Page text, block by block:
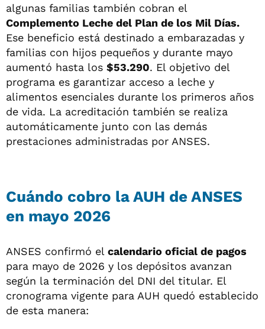
algunas familias también cobran el
Complemento Leche del Plan de los Mil Días.
Ese beneficio está destinado a embarazadas y
familias con hijos pequeños y durante mayo
aumentó hasta los $53.290. El objetivo del
programa es garantizar acceso a leche y
alimentos esenciales durante los primeros años
de vida. La acreditación también se realiza
automáticamente junto con las demás
prestaciones administradas por ANSES.
Cuándo cobro la AUH de ANSES
en mayo 2026
ANSES confirmó el calendario oficial de pagos
para mayo de 2026 y los depósitos avanzan
según la terminación del DNI del titular. El
cronograma vigente para AUH quedó establecido
de esta manera: